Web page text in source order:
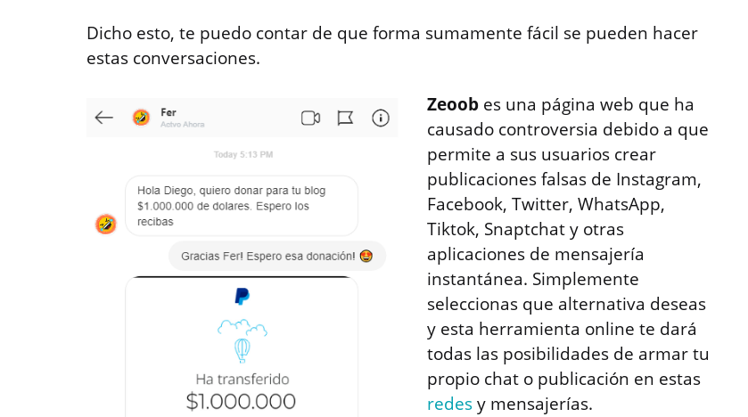
Dicho esto, te puedo contar de que forma sumamente fácil se pueden hacer
estas conversaciones.
Zeoob es una página web que ha
causado controversia debido a que
permite a sus usuarios crear
publicaciones falsas de Instagram,
Facebook, Twitter, WhatsApp,
Tiktok, Snaptchat y otras
aplicaciones de mensajería
instantánea. Simplemente
seleccionas que alternativa deseas
y esta herramienta online te dará
todas las posibilidades de armar tu
propio chat o publicación en estas
redesy mensajerías.